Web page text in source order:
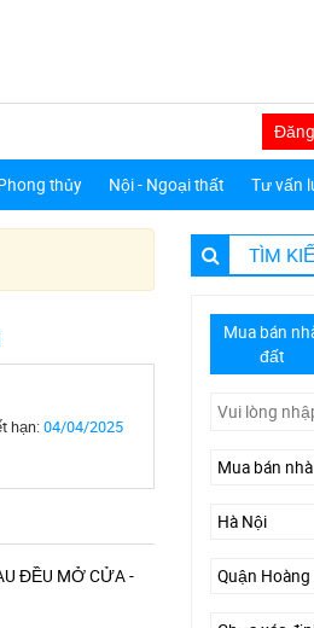
thủy Nội - Ngoại thất Tư vấn
hạn:04/04/2025
ĐỀU MỞ CỬA -
TÌM
Mua bán
đất